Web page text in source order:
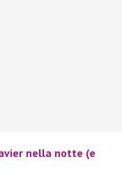
nella notte (e